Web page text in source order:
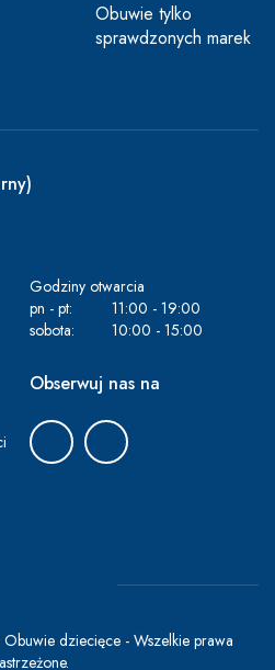
Obuwie tylko
sprawdzonych marek
Godziny otwarcia
pn - pt:
11:00 - 19:00
sobota:
10:00 - 15:00
Obserwuj nas na
dziecięce - Wszelkie prawa